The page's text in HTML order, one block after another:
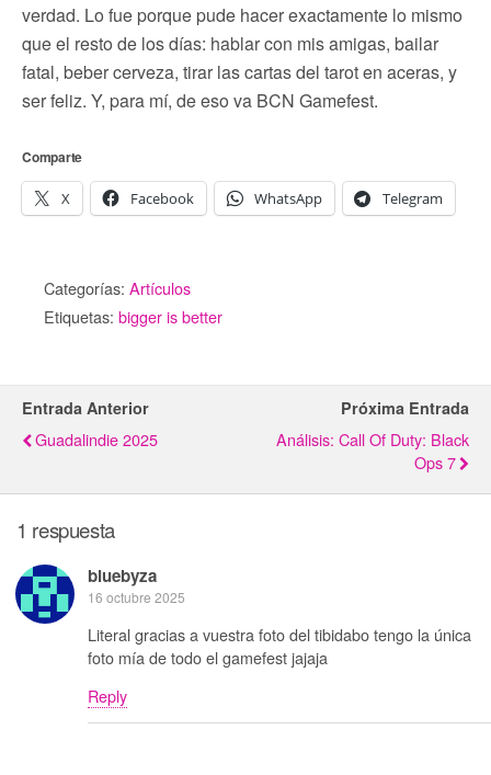
verdad. Lo fue porque pude hacer exactamente lo mismo
que el resto de los días: hablar con mis amigas, bailar
fatal, beber cerveza, tirar las cartas del tarot en aceras, y
ser feliz. Y, para mí, de eso va BCN Gamefest.
Comparte
X Facebook WhatsApp Telegram
Categorías: Artículos
Etiquetas: bigger is better
Entrada Anterior
Guadalindie 2025
Próxima Entrada
Análisis: Call Of Duty: Black
Ops 7
1 respuesta
bluebyza
16 octubre 2025
Literal gracias a vuestra foto del tibidabo tengo la única
foto mía de todo el gamefest jajaja
Reply